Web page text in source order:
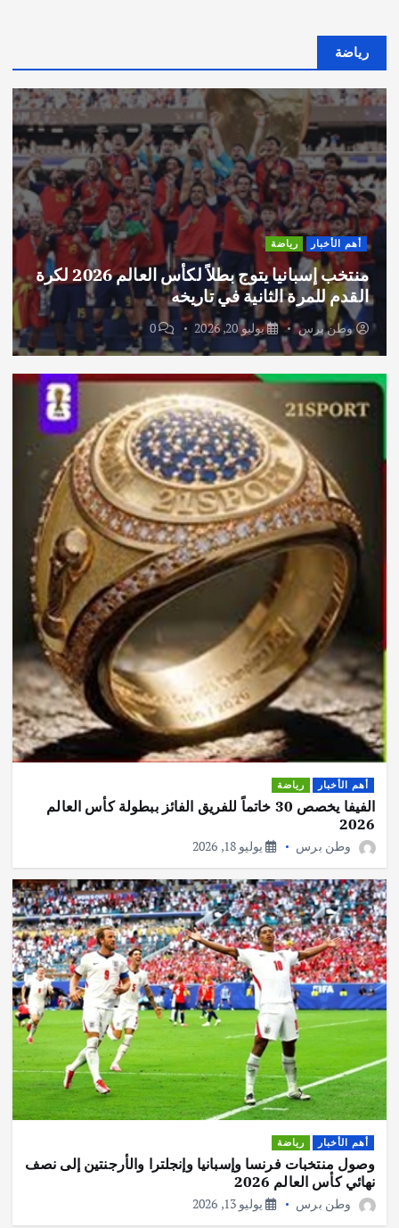
رياضة
أهم الأخبار رياضة
منتخب إسبانيا يتوج بطلاً لكأس العالم 2026 لكرة
القدم للمرة الثانية في تاريخه
وطن برس يوليو 20, 2026 0
أهم الأخبار رياضة
الفيفا يخصص 30 خاتماً للفريق الفائز ببطولة كأس العالم
2026
وطن برس يوليو 18, 2026
أهم الأخبار رياضة
وصول منتخبات فرنسا وإسبانيا وإنجلترا والأرجنتين إلى نصف
نهائي كأس العالم 2026
وطن برس يوليو 13, 2026